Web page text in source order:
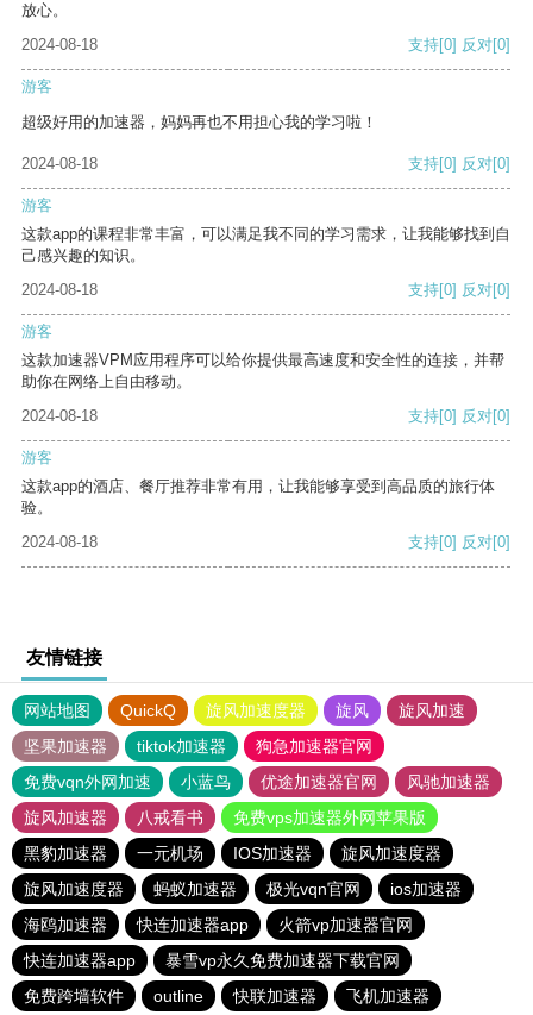
放心。
2024-08-18
支持[0] 反对[0]
游客
超级好用的加速器，妈妈再也不用担心我的学习啦！
2024-08-18 支持[0] 反对[0]
游客
这款app的课程非常丰富，可以满足我不同的学习需求，让我能够找到自
己感兴趣的知识。
2024-08-18
支持[0] 反对[0]
游客
这款加速器VPM应用程序可以给你提供最高速度和安全性的连接，并帮
助你在网络上自由移动。
2024-08-18
支持[0] 反对[0]
游客
这款app的酒店、餐厅推荐非常有用，让我能够享受到高品质的旅行体
验。
2024-08-18
支持[0] 反对[0]
友情链接
网站地图 QuickQ 旋风加速度器 旋风
旋风加速
坚果加速器
tiktok加速器
狗急加速器官网
免费vqn外网加速
小蓝鸟 优途加速器官网
风驰加速器
旋风加速器
八戒看书
免费vps加速器外网苹果版
黑豹加速器
一元机场 IOS加速器
旋风加速度器
旋风加速度器
蚂蚁加速器 极光vqn官网
ios加速器
海鸥加速器
快连加速器app
火箭vp加速器官网
快连加速器app
暴雪vp永久免费加速器下载官网
免费跨墙软件
outline 快联加速器 飞机加速器